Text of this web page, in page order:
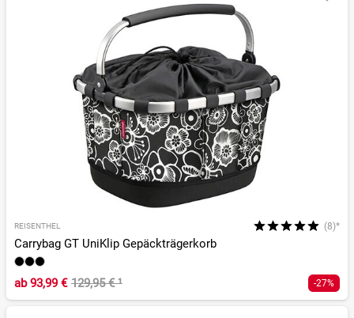
REISENTHEL (8)*
Carrybag GT UniKlip Gepäckträgerkorb
ab93,99 € 129,95 €¹ -27%